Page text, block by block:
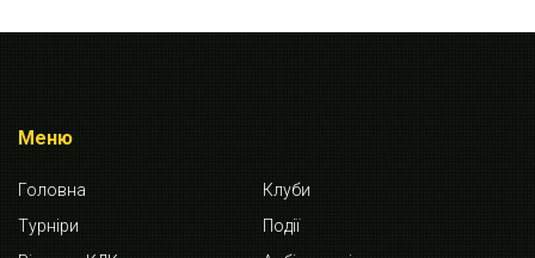
Меню
Головна
Клуби
Турніри
Події